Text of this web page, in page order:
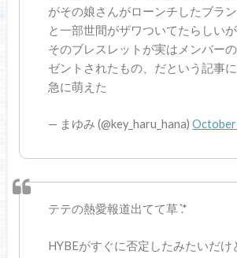
がその娘さんがローンチしたブラ
と一部世間がザワついてたらしいが
そのブレスレットが実はメンバー
ゼントされたもの、だという記事に
急に萌えた
— まゆみ (@key_haru_hana)October
テテの熱愛報道出てて草 ͛.*
HYBEがすぐに否定したみたいだけ